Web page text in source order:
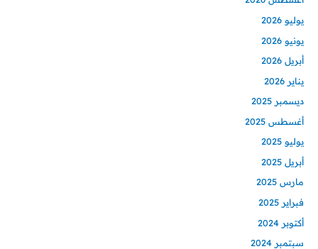
يوليو 2026
يونيو 2026
أبريل 2026
يناير 2026
ديسمبر 2025
أغسطس 2025
يوليو 2025
أبريل 2025
مارس 2025
فبراير 2025
أكتوبر 2024
سبتمبر 2024